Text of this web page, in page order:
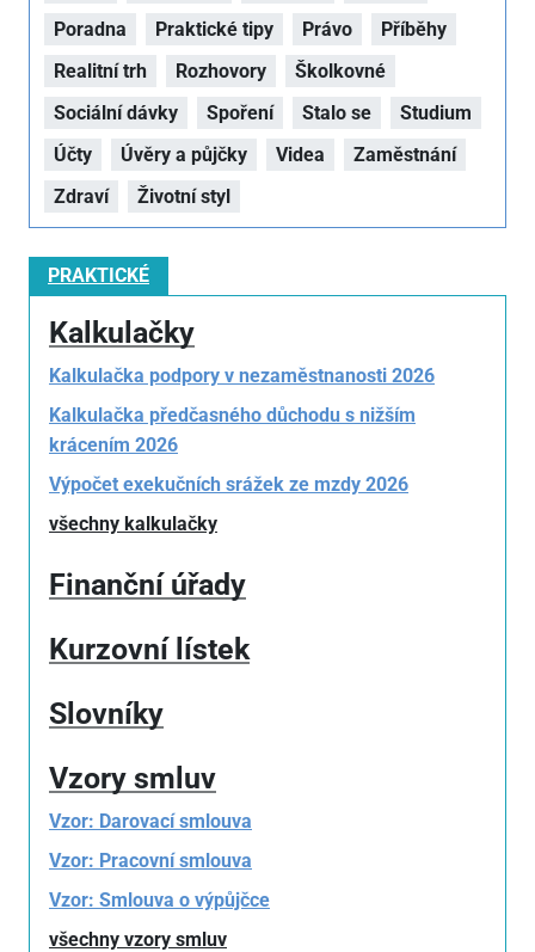
Poradna Praktické tipy Právo
Příběhy
Realitní trh
Rozhovory
Školkovné
Sociální dávky
Spoření Stalo se
Studium
Účty
Úvěry a půjčky Videa
Zaměstnání
Zdraví
Životní styl
PRAKTICKÉ
Kalkulačky
Kalkulačka podpory v nezaměstnanosti 2026
Kalkulačka předčasného důchodu s nižším
krácením 2026
Výpočet exekučních srážek ze mzdy 2026
všechny kalkulačky
Finanční úřady
Kurzovní lístek
Slovníky
Vzory smluv
Vzor: Darovací smlouva
Vzor: Pracovní smlouva
Vzor: Smlouva o výpůjčce
všechny vzory smluv